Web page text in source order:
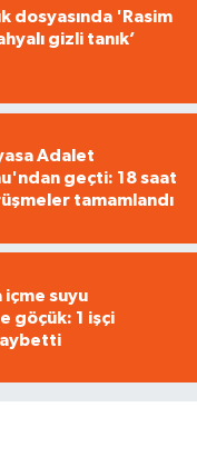
dosyasında 'Rasim
gizli tanık’
Adalet
geçti: 18 saat
tamamlandı
suyu
göçük: 1 işçi